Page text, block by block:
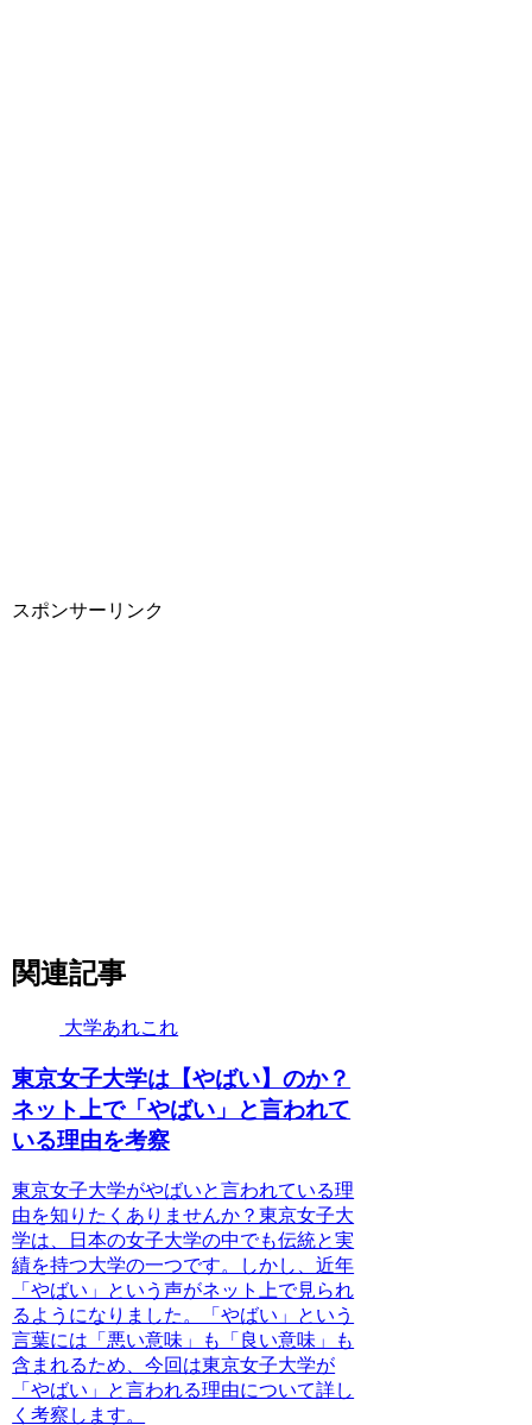
スポンサーリンク
関連記事
大学あれこれ
東京女子大学は【やばい】のか？
ネット上で「やばい」と言われて
いる理由を考察
東京女子大学がやばいと言われている理
由を知りたくありませんか？東京女子大
学は、日本の女子大学の中でも伝統と実
績を持つ大学の一つです。しかし、近年
「やばい」という声がネット上で見られ
るようになりました。「やばい」という
言葉には「悪い意味」も「良い意味」も
含まれるため、今回は東京女子大学が
「やばい」と言われる理由について詳し
く考察します。